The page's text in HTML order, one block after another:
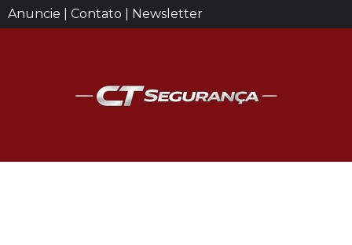
Anuncie | Contato | Newsletter